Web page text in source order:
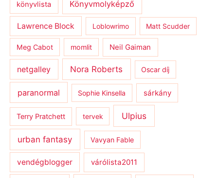
könyvlista Könyvmolyképző
Lawrence Block Loblowrimo Matt Scudder
Meg Cabot momlit Neil Gaiman
netgalley Nora Roberts Oscar díj
paranormal Sophie Kinsella sárkány
Terry Pratchett tervek Ulpius
urban fantasy Vavyan Fable
vendégblogger várólista2011